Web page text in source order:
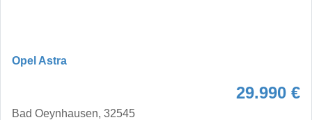
Opel Astra
29.990 €
Bad Oeynhausen, 32545